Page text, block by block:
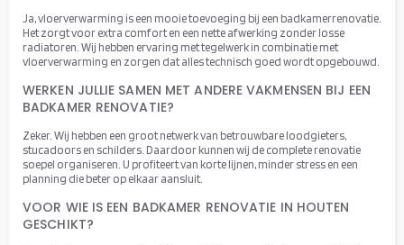
Ja, vloerverwarming is een mooie toevoeging bij een badkamerrenovatie.
Het zorgt voor extra comfort en een nette afwerking zonder losse
radiatoren. Wij hebben ervaring met tegelwerk in combinatie met
vloerverwarming en zorgen dat alles technisch goed wordt opgebouwd.
WERKEN JULLIE SAMEN MET ANDERE VAKMENSEN BIJ EEN
BADKAMER RENOVATIE?
Zeker. Wij hebben een groot netwerk van betrouwbare loodgieters,
stucadoors en schilders. Daardoor kunnen wij de complete renovatie
soepel organiseren. U profiteert van korte lijnen, minder stress en een
planning die beter op elkaar aansluit.
VOOR WIE IS EEN BADKAMER RENOVATIE IN HOUTEN
GESCHIKT?